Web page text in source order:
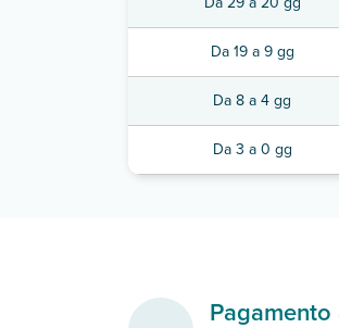
Da 19 a 9 gg
Da 8 a 4 gg
Da 3 a 0 gg